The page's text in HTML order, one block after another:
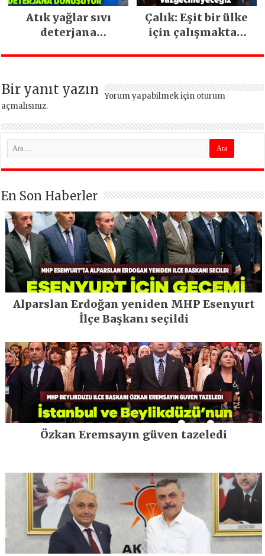
Atık yağlar sıvı
deterjana
Çalık: Eşit bir ülke
için çalışmaktan
Bir yanıt yazın Yorum yapabilmek için oturum
açmalısınız.
En Son Haberler
Alparslan Erdoğan yeniden MHP Esenyurt
İlçe Başkanı seçildi
Özkan Eremsayın güven tazeledi